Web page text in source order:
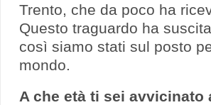
Trento, che da poco ha
Questo traguardo ha
così siamo stati sul posto
mondo.
A che età ti sei avvicinato